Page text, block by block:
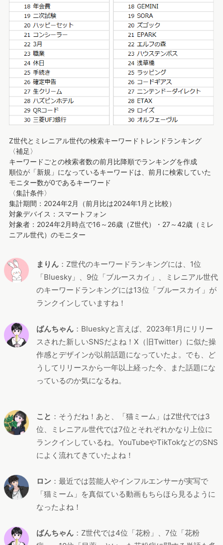
Z世代とミレニアル世代の検索キーワードトレンドランキング
〈補足〉
キーワードごとの検索者数の前月比降順でランキングを作成
順位が「新規」になっているキーワードは、前月に検索していた
モニター数が0であるキーワード
〈集計条件〉
集計期間：2024年2月（前月比は2024年1月と比較）
対象デバイス：スマートフォン
対象者：2024年2月時点で16～26歳（Z世代）・27～42歳（ミレ
ニアル世代）のモニター
まりん ：Z世代のキーワードランキングには、1位
「Bluesky」、9位「ブルースカイ」、ミレニアル世代
のキーワードランキングには13位「ブルースカイ」が
ランクインしていますね！
ばんちゃん ：Blueskyと言えば、2023年1月にリリー
スされた新しいSNSだよね！X（旧Twitter）に似た操
作感とデザインが以前話題になっていたよ。でも、ど
うしてリリースから一年以上経った今、また話題にな
っているのか気になるね。
こと ：そうだね！あと、「猫ミーム」はZ世代では3
位、ミレニアル世代では7位とそれぞれかなり上位に
ランクインしているね。YouTubeやTikTokなどのSNS
によく流れてきていたよね！
ロン ：最近では芸能人やインフルエンサーが実写で
「猫ミーム」を真似ている動画もちらほら見るように
なったよね！
ばんちゃん ：Z世代では4位「花粉」、7位「花粉